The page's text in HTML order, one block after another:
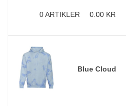
0ARTIKLER 0.00 KR
Blue Cloud